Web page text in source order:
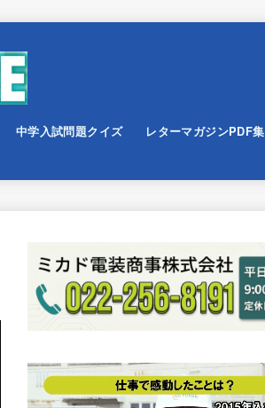
中学入試問題クイズ レターマガジンPDF集